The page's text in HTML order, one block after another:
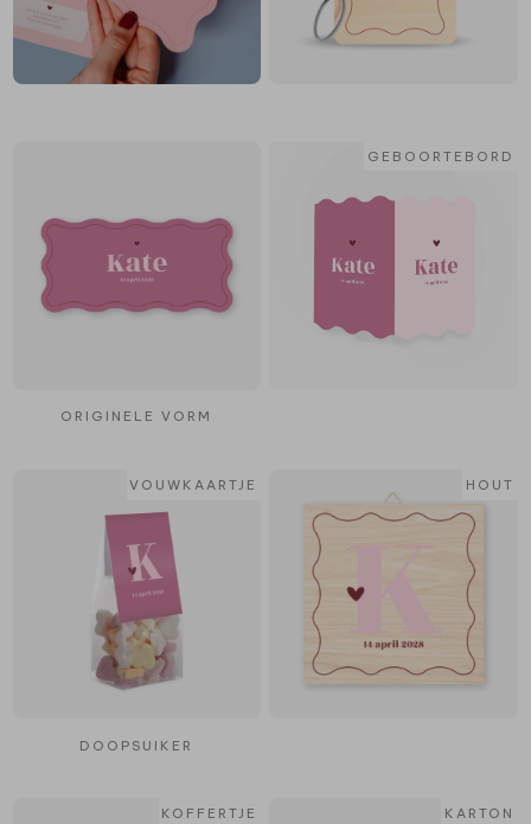
ORIGINELE VORM
GEBOORTEBORD
VOUWKAARTJE
DOOPSUIKER
HOUT
KOFFERTJE KARTON